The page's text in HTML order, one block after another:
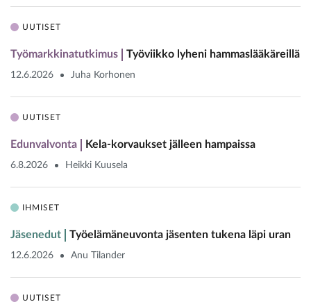
UUTISET
Työmarkkinatutkimus Työviikko lyheni hammaslääkäreillä
12.6.2026 Juha Korhonen
UUTISET
Edunvalvonta Kela-korvaukset jälleen hampaissa
6.8.2026 Heikki Kuusela
IHMISET
Jäsenedut Työelämäneuvonta jäsenten tukena läpi uran
12.6.2026 Anu Tilander
UUTISET